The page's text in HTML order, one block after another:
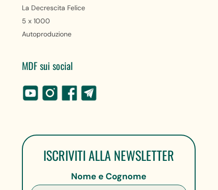
La Decrescita Felice
5 x 1000
Autoproduzione
MDF sui social
ISCRIVITI ALLA NEWSLETTER
Nome e Cognome